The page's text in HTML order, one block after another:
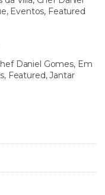
Eventos, Featured
Daniel Gomes, Em
Featured, Jantar